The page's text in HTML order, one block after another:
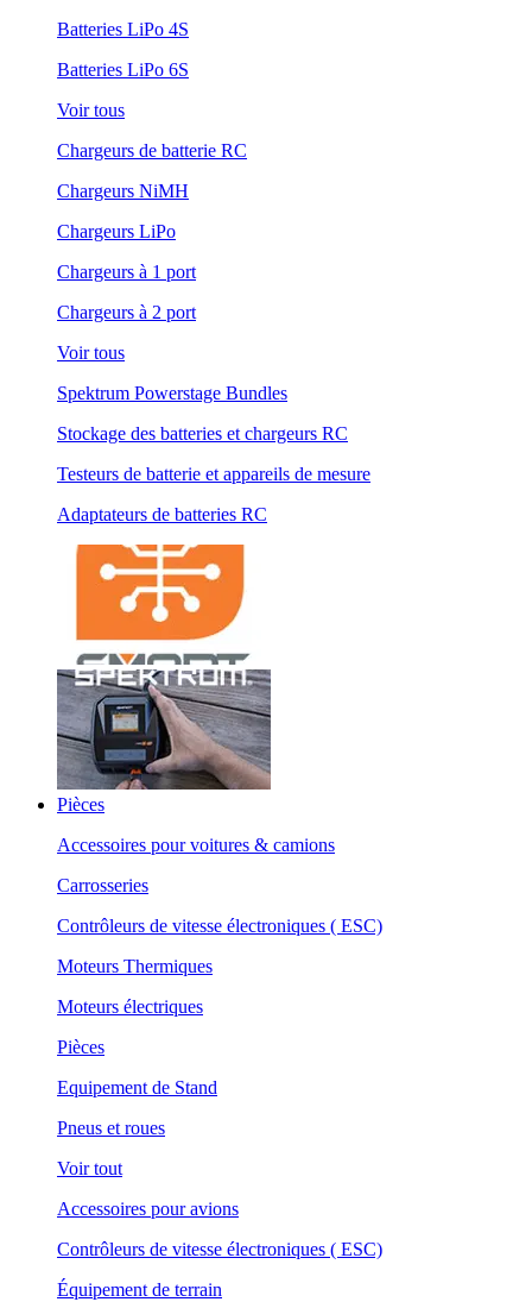
Batteries LiPo 4S
Batteries LiPo 6S
Voir tous
Chargeurs de batterie RC
Chargeurs NiMH
Chargeurs LiPo
Chargeurs à 1 port
Chargeurs à 2 port
Voir tous
Spektrum Powerstage Bundles
Stockage des batteries et chargeurs RC
Testeurs de batterie et appareils de mesure
Adaptateurs de batteries RC
Pièces
Accessoires pour voitures & camions
Carrosseries
Contrôleurs de vitesse électroniques ( ESC)
Moteurs Thermiques
Moteurs électriques
Pièces
Equipement de Stand
Pneus et roues
Voir tout
Accessoires pour avions
Contrôleurs de vitesse électroniques ( ESC)
Équipement de terrain